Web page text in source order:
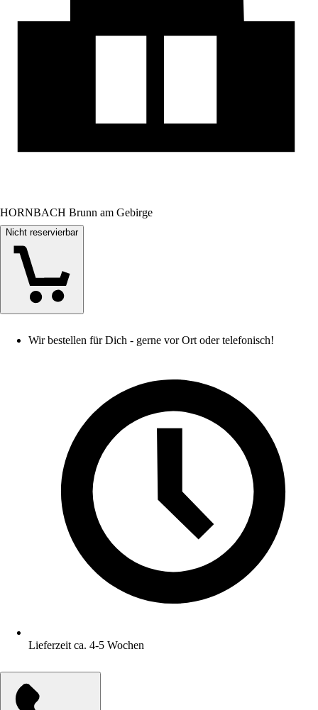
HORNBACH Brunn am Gebirge
Nicht reservierbar
Wir bestellen für Dich - gerne vor Ort oder telefonisch!
Lieferzeit ca. 4-5 Wochen